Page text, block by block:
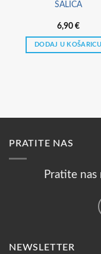
ŠALICA
6,90 €
DODAJ U KOŠARICU
PRATITE NAS
Pratite
NEWSLETTER